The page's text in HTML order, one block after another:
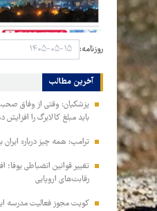
روزنامه:
آخرین مطالب
پزشکیان: وقتی از وفاق
باید مبلغ کالابرگ را افزایش
ترامپ: همه چیز درباره
تغییر قوانین انضباطی
رقابت‌های اروپایی
کویت مجوز فعالیت مدرسه